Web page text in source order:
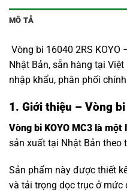
MÔ TẢ
Vòng bi 16040 2RS KOYO
Nhật Bản, sẵn hàng tại
nhập khẩu, phân phối
1. Giới thiệu – Vòng
Vòng bi KOYO MC3 là
sản xuất tại Nhật Bản theo
Sản phẩm này được thiết
và tải trọng dọc trục ở mức